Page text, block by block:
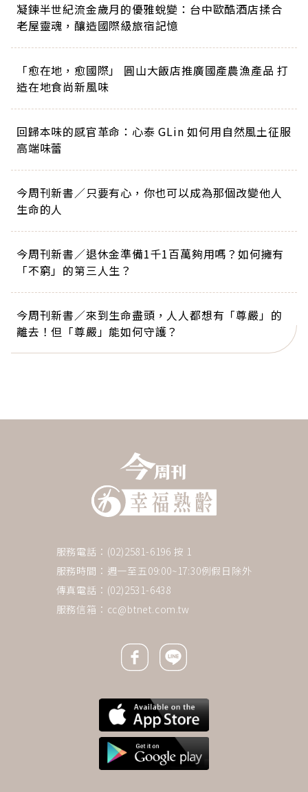
凝鍊半世紀流金歲月的優雅蛻變：台中歐酷酒店揉合
老屋靈魂，釀造國際級旅宿記憶
「愈在地，愈國際」 圓山大飯店推廣國產農漁產品 打
造在地食尚新風味
回歸本味的感官革命：心泰 GLin 如何用自然風土征服
高端味蕾
今周刊新書／只要有心，你也可以成為那個改變他人
生命的人
今周刊新書／退休金準備1千1百萬夠用嗎？如何擁有
「不窮」的第三人生？
今周刊新書／來到生命盡頭，人人都想有「尊嚴」的
離去！但「尊嚴」能如何守護？
服務電話：(02)2581-6196 按 1
服務時間：週一至五09:00~17:30例假日除外
傳真電話：(02)2531-6438
服務信箱： cc@btnet.com.tw
Facebook icon
Line icon